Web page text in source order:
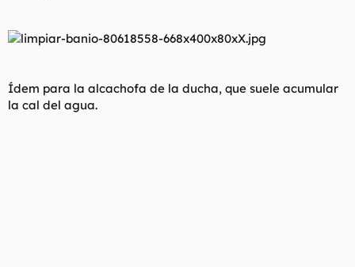
Ídem para la alcachofa de la ducha, que suele acumular
la cal del agua.